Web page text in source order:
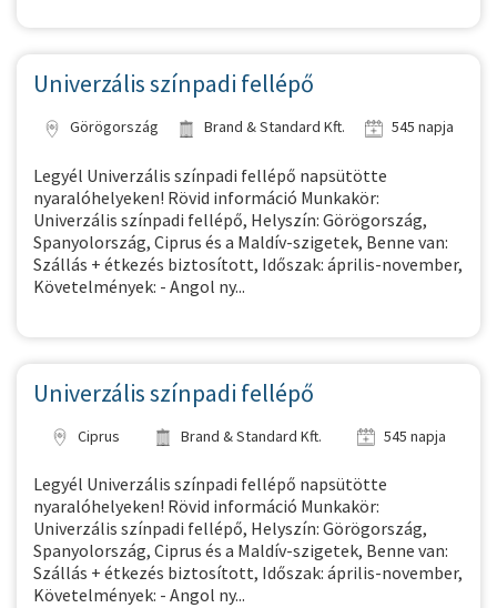
Univerzális színpadi fellépő
Görögország Brand & Standard Kft. 545 napja
Legyél Univerzális színpadi fellépő napsütötte
nyaralóhelyeken! Rövid információ Munkakör:
Univerzális színpadi fellépő, Helyszín: Görögország,
Spanyolország, Ciprus és a Maldív-szigetek, Benne van:
Szállás + étkezés biztosított, Időszak: április-november,
Követelmények: - Angol ny...
Univerzális színpadi fellépő
Ciprus Brand & Standard Kft. 545 napja
Legyél Univerzális színpadi fellépő napsütötte
nyaralóhelyeken! Rövid információ Munkakör:
Univerzális színpadi fellépő, Helyszín: Görögország,
Spanyolország, Ciprus és a Maldív-szigetek, Benne van:
Szállás + étkezés biztosított, Időszak: április-november,
Követelmények: - Angol ny...